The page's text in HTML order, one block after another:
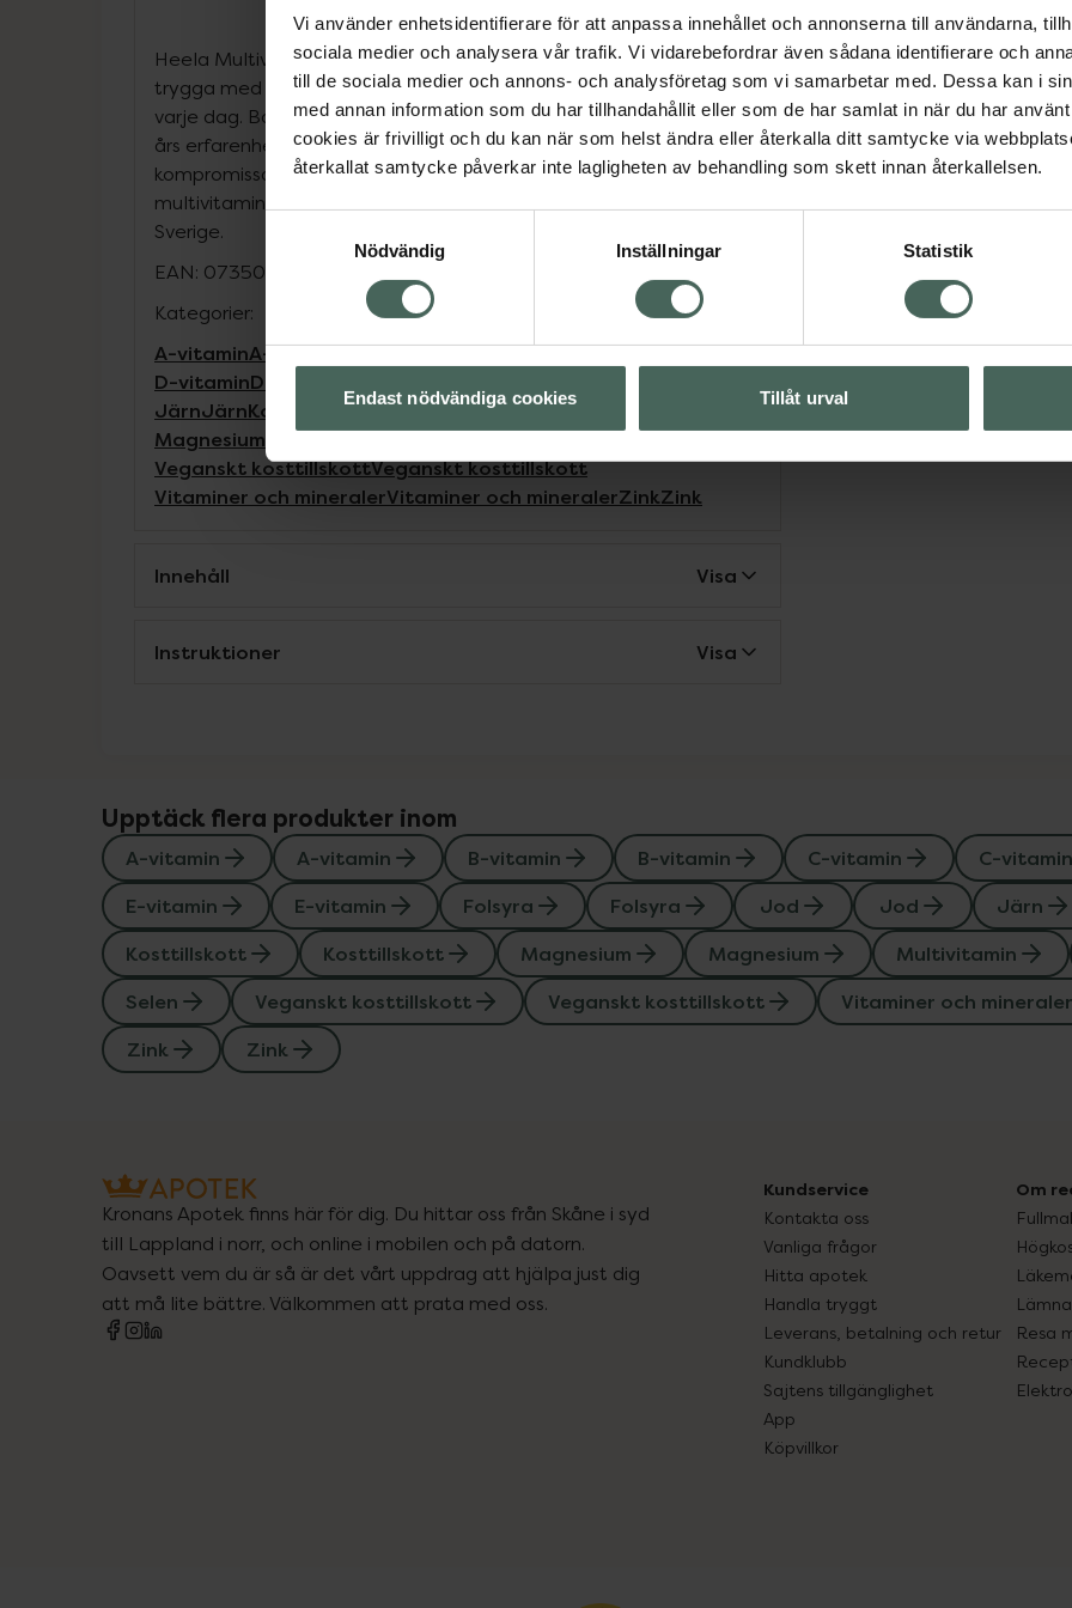
Vi använder enhetsidentifierare för att anpassa innehållet och annonserna till användarna,
sociala medier och analysera vår trafik. Vi vidarebefordrar även sådana identifierare och
till de sociala medier och annons- och analysföretag som vi samarbetar med. Dessa kan i
med annan information som du har tillhandahållit eller som de har samlat in när du har
cookies är frivilligt och du kan när som helst ändra eller återkalla ditt samtycke via
återkallat samtycke påverkar inte lagligheten av behandling som skett innan återkallelsen.
Nödvändig
Inställningar Statistik
Endast nödvändiga cookies Tillåt urval
Heela Multivitamin kvinna är utvecklad för kvinnor som vill känna sig
trygga med att de får i sig alla grundläggande näringsämnen –
varje dag. Bakom produkten står Heelas expertteam med över 40
års erfarenhet inom funktionsmedicin och näringslära. Vi
kompromissar aldrig med renhet eller kvalitet – därför är våra
multivitaminer alltid noggrant testade, veganska och tillverkade i
Sverige.
EAN: 07350107071094
Kategorier:
A-vitaminA-vitaminB-vitaminB-vitaminC-vitaminC-vitamin
D-vitaminD-vitamin
JärnJärnKost och hälsaKosttillskottKosttillskott
Magnesium MultivitaminMultivitaminSelenSelen
Veganskt kosttillskottVeganskt kosttillskott
Vitaminer och mineralerVitaminer och mineralerZinkZink
Innehåll Visa
Instruktioner Visa
Upptäck flera produkter inom
A-vitamin A-vitamin B-vitamin B-vitamin C-vitamin
C-vitamin
E-vitamin
E-vitamin Folsyra Folsyra Jod Jod
Järn
Kosttillskott
Kosttillskott Magnesium Magnesium
Multivitamin
Selen
Veganskt kosttillskott Veganskt kosttillskott
Vitaminer och mineraler
Zink
Zink
Kronans Apotek finns här för dig. Du hittar oss från Skåne i syd
till Lappland i norr, och online i mobilen och på datorn.
Oavsett vem du är så är det vårt uppdrag att hjälpa just dig
att må lite bättre. Välkommen att prata med oss.
Kundservice
Kontakta oss
Vanliga frågor
Hitta apotek
Handla tryggt
Leverans, betalning och retur
Kundklubb
Sajtens tillgänglighet
App
Köpvillkor
Om
Resa